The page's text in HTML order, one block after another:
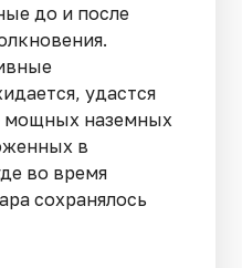
до и после
удастся
мощных наземных
в
во время
сохранялось